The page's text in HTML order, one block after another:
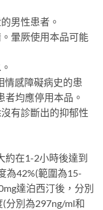
男性患者。
暈厥使用本品可能
情感障礙病史的患
均應停用本品。
有診斷出的抑郁性
約在1-2小時後達到
為42%(範圍為15-
達泊西汀後，分別
分別為297ng/ml和